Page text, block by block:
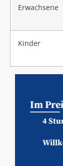
Erwachsene
Kinder
Im
4